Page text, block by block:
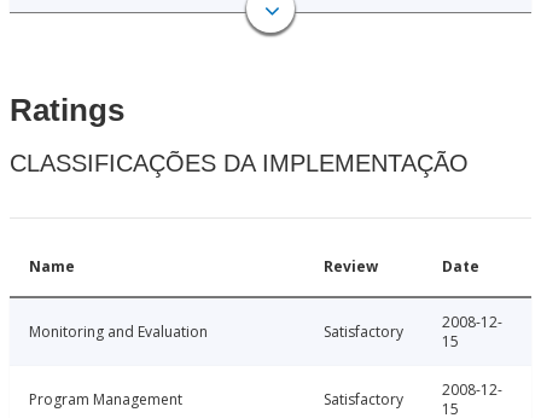
Ratings
CLASSIFICAÇÕES DA IMPLEMENTAÇÃO
Name Review Date
Monitoring and Evaluation Satisfactory
2008-12-
15
Program Management Satisfactory
2008-12-
15